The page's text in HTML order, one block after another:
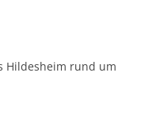
Hildesheim rund um